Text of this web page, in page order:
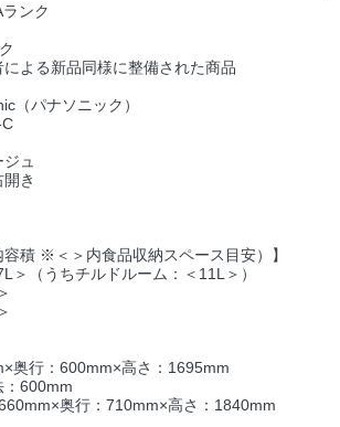
ンク
よる新品同様に整備された商品
（パナソニック）
ュ
き
容積 ※＜＞内食品収納スペース目安）】
＞（うちチルドルーム：＜11L＞）
奥行：600mm×高さ：1695mm
600mm
奥行：710mm×高さ：1840mm